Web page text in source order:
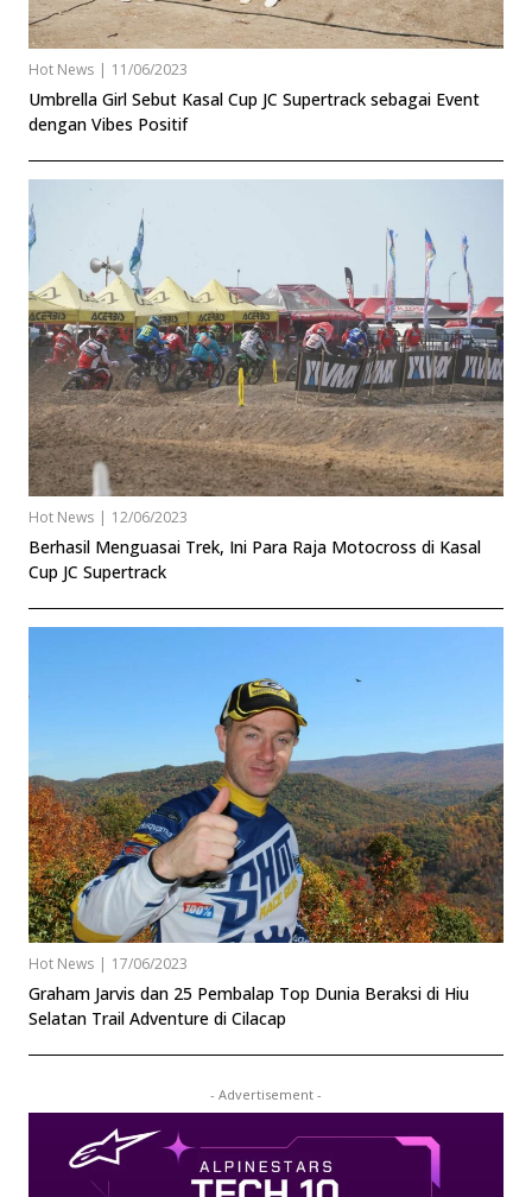
Hot News | 11/06/2023
Umbrella Girl Sebut Kasal Cup JC Supertrack sebagai Event
dengan Vibes Positif
Hot News | 12/06/2023
Berhasil Menguasai Trek, Ini Para Raja Motocross di Kasal
Cup JC Supertrack
Hot News | 17/06/2023
Graham Jarvis dan 25 Pembalap Top Dunia Beraksi di Hiu
Selatan Trail Adventure di Cilacap
- Advertisement -